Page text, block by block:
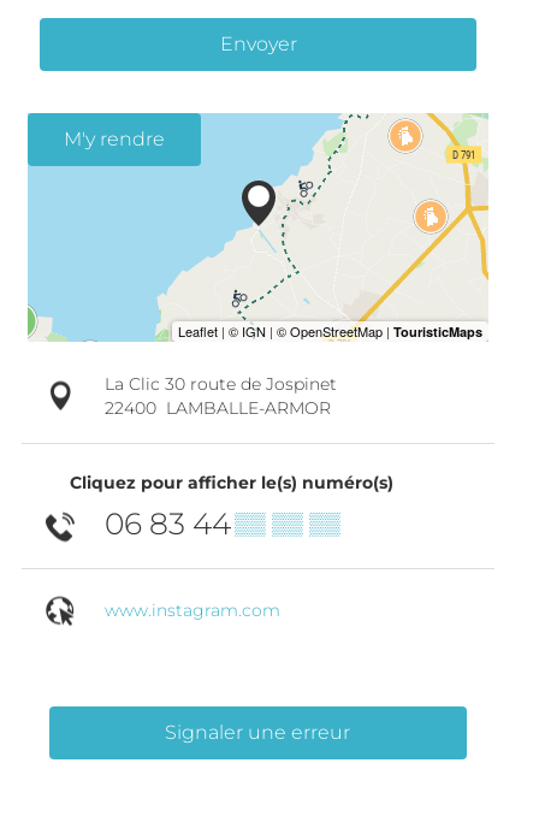
Envoyer
M'y rendre
La Clic 30 route de Jospinet
22400 LAMBALLE-ARMOR
Cliquez pour afficher le(s) numéro(s)
06 83 44▒▒ ▒▒ ▒▒
www.instagram.com
Signaler une erreur